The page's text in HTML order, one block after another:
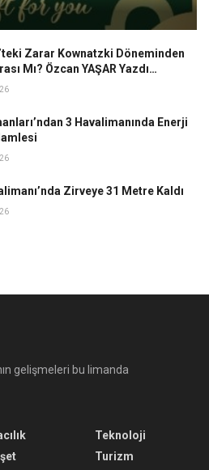
Zarar Kownatzki Döneminden
Mı? Özcan YAŞAR Yazdı…
3 Havalimanında Enerji
Zirveye 31 Metre Kaldı
gelişmeleri bu limanda
Teknoloji
Turizm